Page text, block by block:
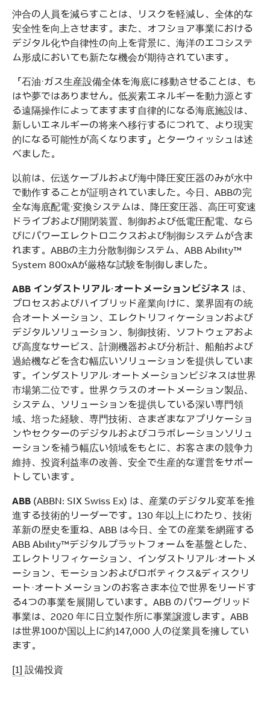
沖合の人員を減らすことは、リスクを軽減し、全体的な
安全性を向上させます。また、オフショア事業における
デジタル化や自律性の向上を背景に、海洋のエコシステ
ム形成においても新たな機会が期待されています。
「石油・ガス生産設備全体を海底に移動させることは、も
はや夢ではありません。低炭素エネルギーを動力源とす
る遠隔操作によってますます自律的になる海底施設は、
新しいエネルギーの将来へ移行するにつれて、より現実
的になる可能性が高くなります」とターウィッシュは述
べました。
以前は、伝送ケーブルおよび海中降圧変圧器のみが水中
で動作することが証明されていました。今日、ABBの完
全な海底配電・変換システムは、降圧変圧器、高圧可変速
ドライブおよび開閉装置、制御および低電圧配電、なら
びにパワーエレクトロニクスおよび制御システムが含ま
れます。ABBの主力分散制御システム、ABB Ability™
System 800xAが厳格な試験を制御しました。
ABB インダストリアル・オートメーションビジネス は、
プロセスおよびハイブリッド産業向けに、業界固有の統
合オートメーション、エレクトリフィケーションおよび
デジタルソリューション、制御技術、ソフトウェアおよ
び高度なサービス、計測機器および分析計、船舶および
過給機などを含む幅広いソリューションを提供していま
す。インダストリアル・オートメーションビジネスは世界
市場第二位です。世界クラスのオートメーション製品、
システム、ソリューションを提供している深い専門領
域、培った経験、専門技術、さまざまなアプリケーショ
ンやセクターのデジタルおよびコラボレーションソリュ
ーションを補う幅広い領域をもとに、お客さまの競争力
維持、投資利益率の改善、安全で生産的な運営をサポー
トしています。
ABB (ABBN: SIX Swiss Ex) は、産業のデジタル変革を推
進する技術的リーダーです。130 年以上にわたり、技術
革新の歴史を重ね、ABB は今日、全ての産業を網羅する
ABB Ability™デジタルプラットフォームを基盤とした、
エレクトリフィケーション、インダストリアル・オートメ
ーション、モーションおよびロボティクス&ディスクリ
ート・オートメーションのお客さま本位で世界をリードす
る4つの事業を展開しています。ABB のパワーグリッド
事業は、2020 年に日立製作所に事業譲渡します。ABB
は世界100か国以上に約147,000 人の従業員を擁してい
ます。
[1] 設備投資